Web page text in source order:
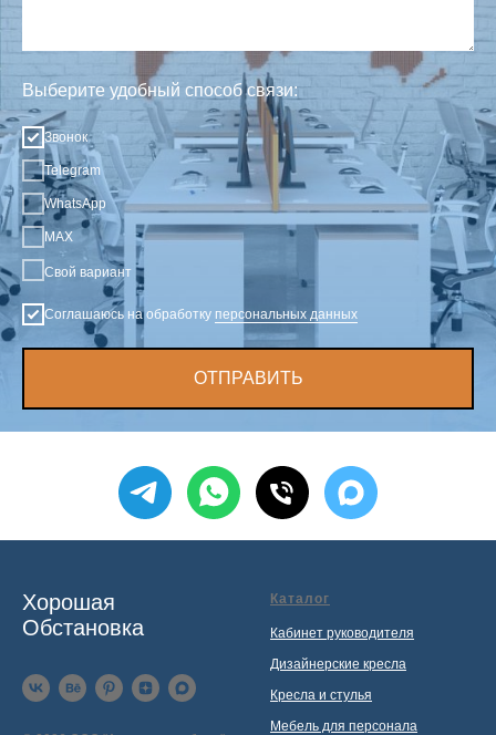
Выберите удобный способ связи:
Звонок
Telegram
WhatsApp
MAX
Свой вариант
Соглашаюсь на обработку персональных данных
ОТПРАВИТЬ
Хорошая
Обстановка
Каталог
Кабинет руководителя
Дизайнерские кресла
Кресла и стулья
Мебель для персонала